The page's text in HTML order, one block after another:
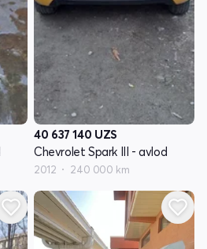
40 637 140 UZS
Chevrolet Spark III - avlod
2012 240 000 km